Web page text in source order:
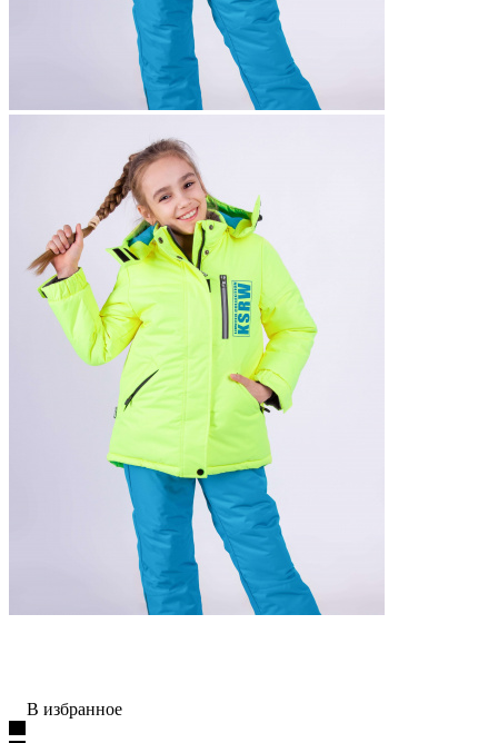
В избранное